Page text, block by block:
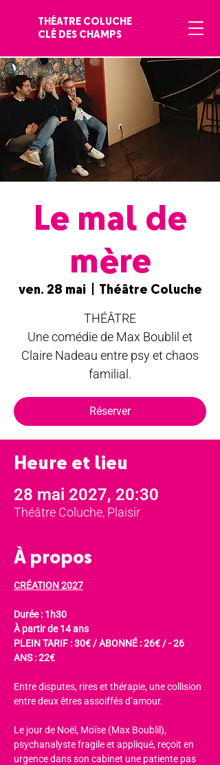
THÉATRE COLUCHE
CLÉ DES CHAMPS
Le mal de
mère
ven. 28 mai
  |
Théâtre Coluche
THÉÂTRE
Une comédie de Max Boublil et
Claire Nadeau entre psy et chaos
familial.
Réserver
Heure et lieu
28 mai 2027, 20:30
Théâtre Coluche, Plaisir
À propos
CRÉATION 2027
Durée : 1h30
À partir de 14 ans
PLEIN TARIF : 30€ / ABONNÉ : 26€ / - 26
ANS : 22€
Entre disputes, rires et thérapie, une collision
entre deux êtres assoiffés d’amour.
Le jour de Noël, Moïse (Max Boublil),
psychanalyste fragile et appliqué, reçoit en
urgence dans son cabinet une patiente pas